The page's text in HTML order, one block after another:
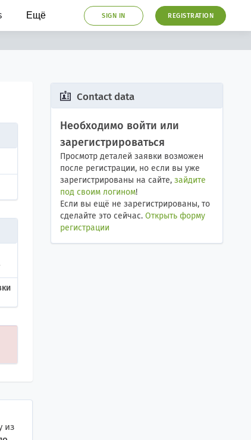
Ещё SIGN IN REGISTRATION
из
Contact data
Необходимо войти или
зарегистрироваться
Просмотр деталей заявки возможен
после регистрации, но если вы уже
зарегистрированы на сайте, зайдите
под своим логином!
Если вы ещё не зарегистрированы, то
сделайте это сейчас. Открыть форму
регистрации